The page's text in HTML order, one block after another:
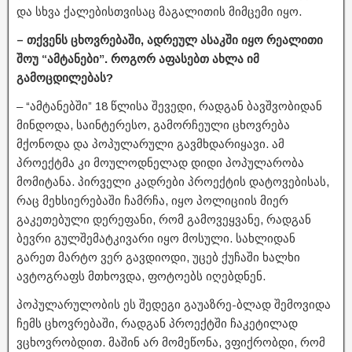
და სხვა ქალებისთვისაც მაგალითის მიმცემი იყო.
– თქვენს ცხოვრებაში, ადრეულ ასაკში იყო რეალითი
შოუ “ამტანები”. როგორ აფასებთ ახლა იმ
გამოცდილებას?
– “ამტანებში” 18 წლისა შევედი, რადგან ბავშვობიდან
მინდოდა, საინტერესო, გამორჩეული ცხოვრება
მქონოდა და პოპულარული გავმხდარიყავი. ამ
პროექტმა კი მოულოდნელად დიდი პოპულარობა
მომიტანა. პირველი კადრები პროექტის დატოვებისას,
რაც მეხსიერებაში ჩამრჩა, იყო პოლიციის მიერ
გაკეთებული დერეფანი, რომ გამოვეყვანე, რადგან
ბევრი გულშემატკივარი იყო მოსული. სახლიდან
გარეთ მარტო ვერ გავდიოდი, უცებ ქუჩაში ხალხი
ავტოგრაფს მთხოვდა, ფოტოებს იღებდნენ.
პოპულარულობის ეს შედეგი გაუაზრე-ბლად შემოვიდა
ჩემს ცხოვრებაში, რადგან პროექტში ჩაკეტილად
ვცხოვრობდით. მაშინ არ მომეწონა, ვფიქრობდი, რომ